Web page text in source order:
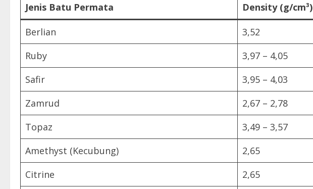
Jenis Batu Permata Density (g/cm³)
Berlian
3,52
Ruby
3,97 – 4,05
Safir
3,95 – 4,03
Zamrud
2,67 – 2,78
Topaz
3,49 – 3,57
Amethyst (Kecubung)
2,65
Citrine
2,65